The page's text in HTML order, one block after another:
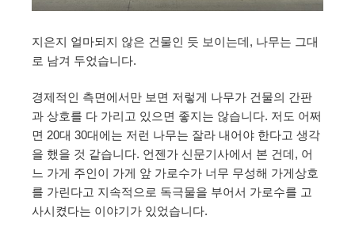
지은지 얼마되지 않은 건물인 듯 보이는데, 나무는 그대
로 남겨 두었습니다.
경제적인 측면에서만 보면 저렇게 나무가 건물의 간판
과 상호를 다 가리고 있으면 좋지는 않습니다. 저도 어쩌
면 20대 30대에는 저런 나무는 잘라 내어야 한다고 생각
을 했을 것 같습니다. 언젠가 신문기사에서 본 건데, 어
느 가게 주인이 가게 앞 가로수가 너무 무성해 가게상호
를 가린다고 지속적으로 독극물을 부어서 가로수를 고
사시켰다는 이야기가 있었습니다.